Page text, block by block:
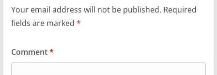
Your email address will not be published. Required
fields are marked *
Comment*